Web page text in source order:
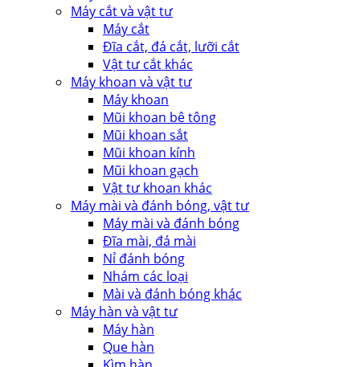
Máy cắt và vật tư
Máy cắt
Đĩa cắt, đá cắt, lưỡi cắt
Vật tư cắt khác
Máy khoan và vật tư
Máy khoan
Mũi khoan bê tông
Mũi khoan sắt
Mũi khoan kính
Mũi khoan gạch
Vật tư khoan khác
Máy mài và đánh bóng, vật tư
Máy mài và đánh bóng
Đĩa mài, đá mài
Nỉ đánh bóng
Nhám các loại
Mài và đánh bóng khác
Máy hàn và vật tư
Máy hàn
Que hàn